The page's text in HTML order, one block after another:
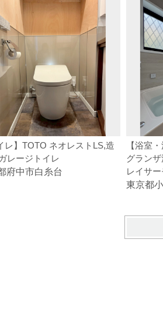
レ】TOTO ネオレストLS,造
レージトイレ
府中市白糸台
【浴室
グラン
レイサ
東京都